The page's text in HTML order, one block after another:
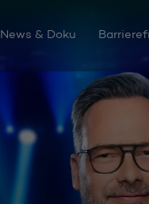
News & Doku